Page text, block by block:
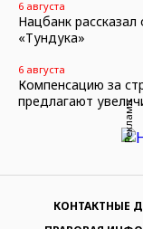
6 августа
Нацбанк
«Тундука»
6 августа
Компенсацию за
предлагают
Реклама
КОНТАКТНЫЕ